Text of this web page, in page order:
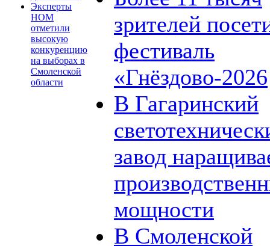
Эксперты
НОМ
отметили
высокую
конкуренцию
на выборах в
Смоленской
области
зрителей
фестиваль
«Гнёздово-2026
В Гагаринский
завод
мощности
В Смоленской